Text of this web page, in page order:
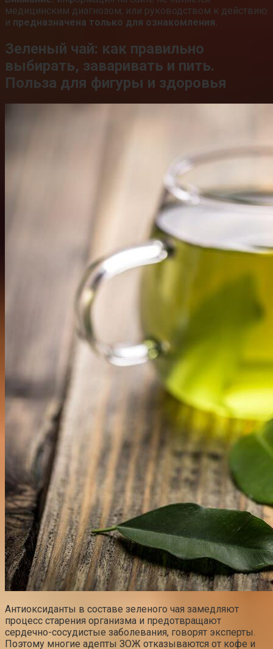
медицинским диагнозом, или руководством к действию
и предназначена только для ознакомления.
Зеленый чай: как правильно
выбирать, заваривать и пить.
Польза для фигуры и здоровья
Антиоксиданты в составе зеленого чая замедляют
процесс старения организма и предотвращают
сердечно-сосудистые заболевания, говорят эксперты.
Поэтому многие адепты ЗОЖ отказываются от кофе и